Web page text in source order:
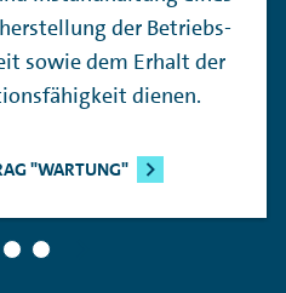
der Betriebs-
sowie dem Erhalt der
dienen.
"WARTUNG"